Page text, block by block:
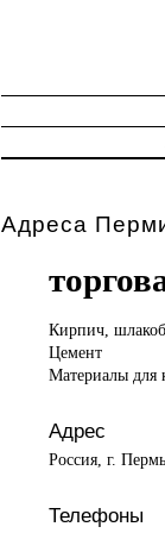
Адреса
Кирпич,
Цемент
Материалы для
Адрес
Россия, г.
Телефоны